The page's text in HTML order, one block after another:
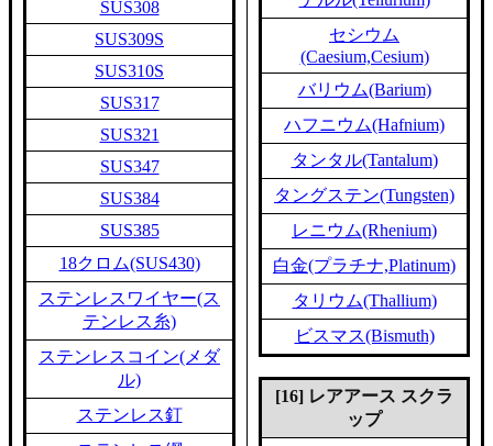
SUS308
SUS309S
SUS310S
SUS317
SUS321
SUS347
SUS384
SUS385
18クロム(SUS430)
ステンレスワイヤー(ス
テンレス糸)
ステンレスコイン(メダ
ル)
ステンレス釘
セシウム
(Caesium,Cesium)
バリウム(Barium)
ハフニウム(Hafnium)
タンタル(Tantalum)
タングステン(Tungsten)
レニウム(Rhenium)
白金(プラチナ,Platinum)
タリウム(Thallium)
ビスマス(Bismuth)
[16] レアアース スクラ
ップ